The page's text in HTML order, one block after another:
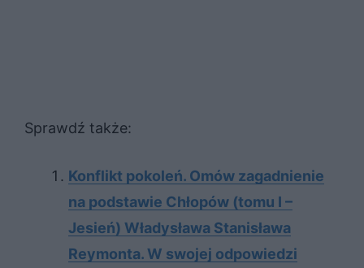
Sprawdź także:
Konflikt pokoleń. Omów zagadnienie
na podstawie Chłopów (tomu I –
Jesień) Władysława Stanisława
Reymonta. W swojej odpowiedzi